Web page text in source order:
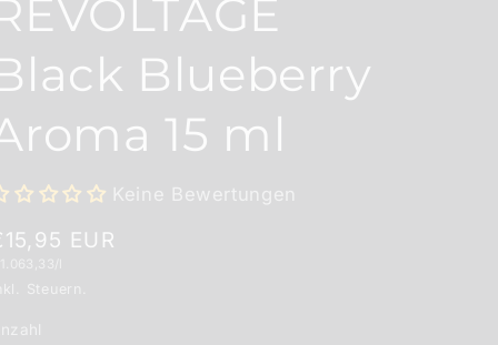
Blueberry
15 ml
Keine Bewertungen
EUR
Steuern.